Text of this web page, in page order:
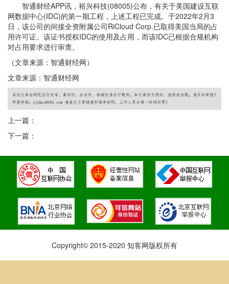
智通财经APP讯，裕兴科技(08005)公布，有关于美国建设互联
网数据中心(IDC)的第一期工程，上述工程已完成。于2022年2月3
日，该公司的间接全资附属公司RiCloud Corp.已取得美国当局的占
用许可证。该证书授权IDC的使用及占用，而该IDC已根据合规机构
对占用要求进行审查。
（文章来源：智通财经网）
文章来源：智通财经网
上一篇：
下一篇：
Copyright© 2015-2020 知客网版权所有